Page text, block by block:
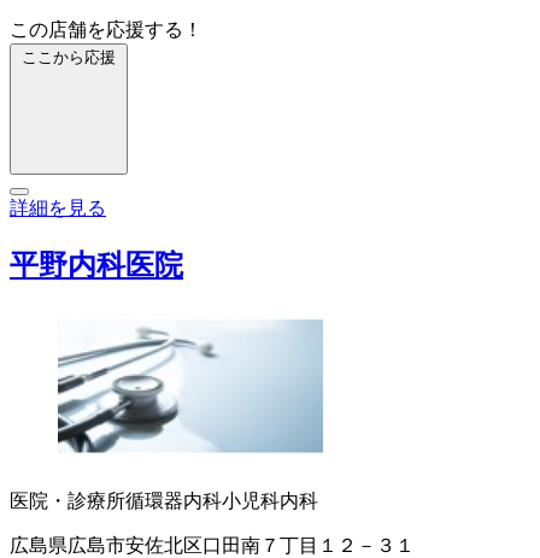
この店舗を応援する！
ここから応援
詳細を見る
平野内科医院
医院・診療所循環器内科小児科内科
広島県広島市安佐北区口田南７丁目１２－３１